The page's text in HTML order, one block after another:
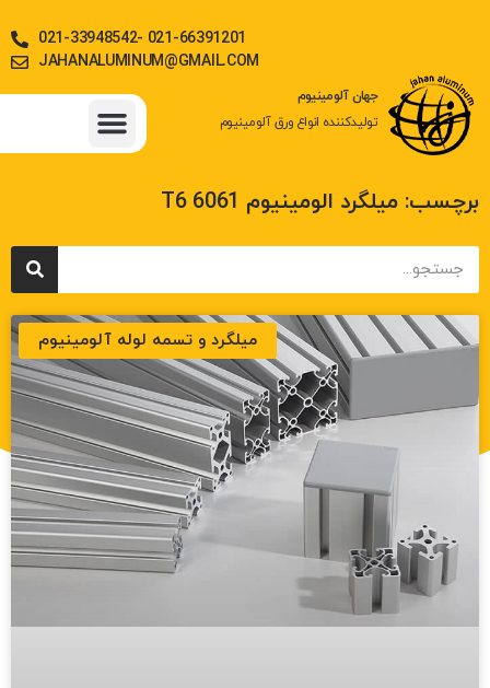
021-33948542- 021-66391201
JAHANALUMINUM@GMAIL.COM
جهان آلومینیوم
تولیدکننده انواع ورق آلومینیوم
برچسب: میلگرد الومینیوم 6061 T6
میلگرد و تسمه لوله آلومینیوم